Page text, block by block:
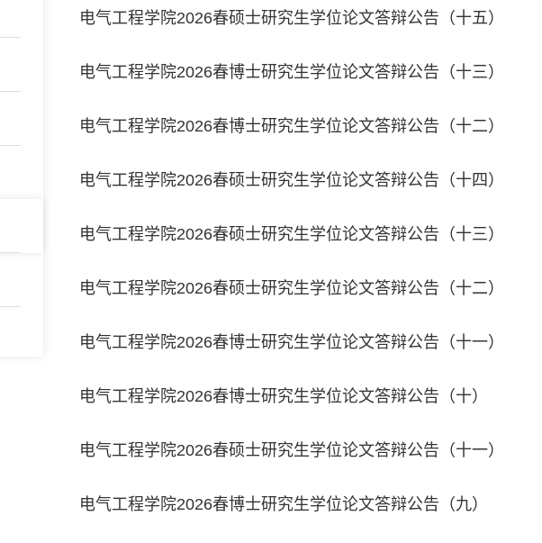
电气工程学院2026春硕士研究生学位论文答辩公告（十五）
电气工程学院2026春博士研究生学位论文答辩公告（十三）
电气工程学院2026春博士研究生学位论文答辩公告（十二）
电气工程学院2026春硕士研究生学位论文答辩公告（十四）
电气工程学院2026春硕士研究生学位论文答辩公告（十三）
电气工程学院2026春硕士研究生学位论文答辩公告（十二）
电气工程学院2026春博士研究生学位论文答辩公告（十一）
电气工程学院2026春博士研究生学位论文答辩公告（十）
电气工程学院2026春硕士研究生学位论文答辩公告（十一）
电气工程学院2026春博士研究生学位论文答辩公告（九）